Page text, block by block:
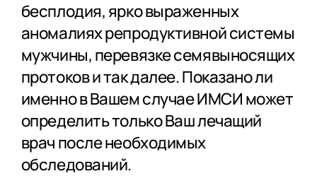
бесплодия, ярко выраженных
аномалиях репродуктивной системы
мужчины, перевязке семявыносящих
протоков и так далее. Показано ли
именно в Вашем случае ИМСИ может
определить только Ваш лечащий
врач после необходимых
обследований.